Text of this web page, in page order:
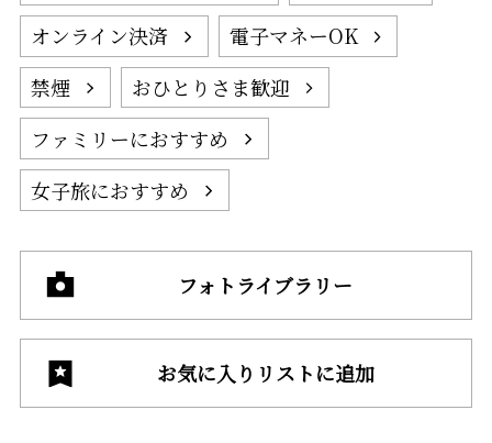
オンライン決済
電子マネーOK
禁煙
おひとりさま歓迎
ファミリーにおすすめ
女子旅におすすめ
フォトライブラリー
お気に入りリストに追加